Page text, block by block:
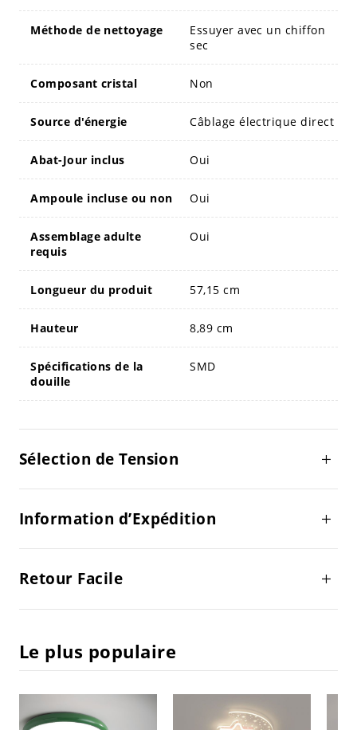
Méthode de nettoyage
Essuyer avec un chiffon
sec
Composant cristal Non
Source d'énergie Câblage électrique direct
Abat-Jour inclus Oui
Ampoule incluse ou non Oui
Assemblage adulte
requis
Oui
Longueur du produit 57,15 cm
Hauteur 8,89 cm
Spécifications de la
douille
SMD
Sélection de Tension
Information d’Expédition
Retour Facile
Le plus populaire